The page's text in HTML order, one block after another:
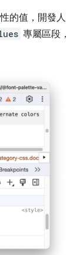
的值，開發人
專屬區段，